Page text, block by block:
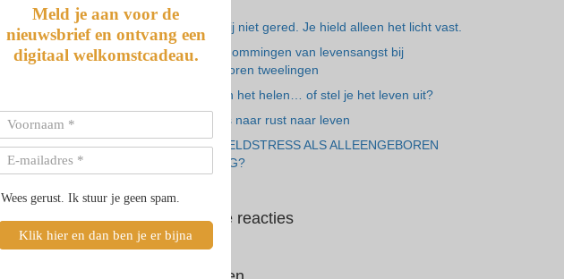
Je hebt mij niet gered. Je hield alleen het licht vast.
De 7 vermommingen van levensangst bij
alleengeboren tweelingen
Ben je aan het helen… of stel je het leven uit?
Van gemis naar rust naar leven
ALTIJD GELDSTRESS ALS ALLEENGEBOREN
TWEELING?
Recente reacties
Meld je aan voor de
nieuwsbrief en ontvang een
digitaal welkomstcadeau.
Wees gerust. Ik stuur je geen spam.
Klik hier en dan ben je er bijna